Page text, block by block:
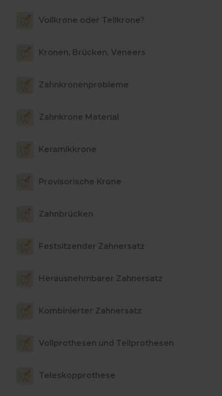
Vollkrone oder Teilkrone?
Kronen, Brücken, Veneers
Zahnkronenprobleme
Zahnkrone Material
Keramikkrone
Provisorische Krone
Zahnbrücken
Festsitzender Zahnersatz
Herausnehmbarer Zahnersatz
Kombinierter Zahnersatz
Vollprothesen und Teilprothesen
Teleskopprothese